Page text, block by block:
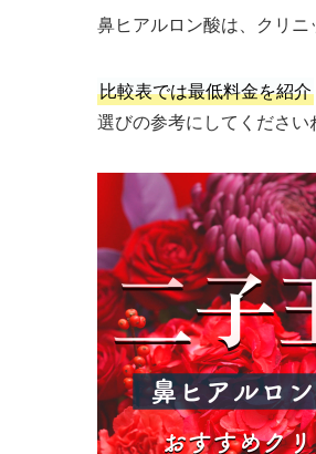
鼻ヒアルロン酸は、クリニ
比較表では最低料金を紹介
選びの参考にしてください